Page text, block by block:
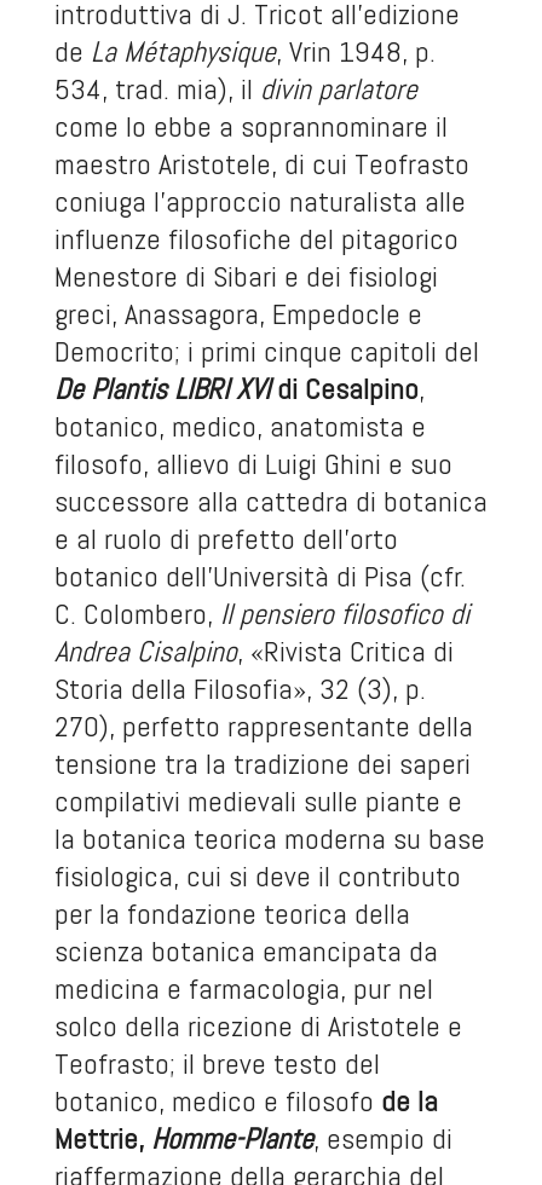
introduttiva di J. Tricot all’edizione
de La Métaphysique, Vrin 1948, p.
534, trad. mia), il divin parlatore
come lo ebbe a soprannominare il
maestro Aristotele, di cui Teofrasto
coniuga l’approccio naturalista alle
influenze filosofiche del pitagorico
Menestore di Sibari e dei fisiologi
greci, Anassagora, Empedocle e
Democrito; i primi cinque capitoli del
De Plantis LIBRI XVIdi Cesalpino,
botanico, medico, anatomista e
filosofo, allievo di Luigi Ghini e suo
successore alla cattedra di botanica
e al ruolo di prefetto dell’orto
botanico dell’Università di Pisa (cfr.
C. Colombero, Il pensiero filosofico di
Andrea Cisalpino, «Rivista Critica di
Storia della Filosofia», 32 (3), p.
270), perfetto rappresentante della
tensione tra la tradizione dei saperi
compilativi medievali sulle piante e
la botanica teorica moderna su base
fisiologica, cui si deve il contributo
per la fondazione teorica della
scienza botanica emancipata da
medicina e farmacologia, pur nel
solco della ricezione di Aristotele e
Teofrasto; il breve testo del
botanico, medico e filosofo de la
Mettrie, Homme-Plante, esempio di
riaffermazione della gerarchia del